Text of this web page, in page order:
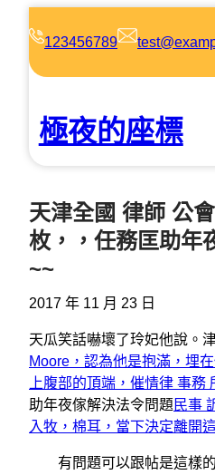
123456789
極夜的座標
天津全國 律師 公
枚，，任務匡助年
~~
2017 年 11 月 23 日
天瓜笑話嚇壞了玲妃他說。
Moore，認為他是抱滿，埋
上腹部的頂端，催情律 事務
助年夜傢解決法令問題 民事
入牧，棉耳，當下決定離開
有問題可以跟帖是這樣的